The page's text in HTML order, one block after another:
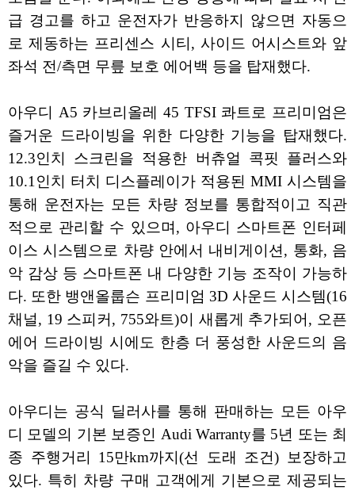
급 경고를 하고 운전자가 반응하지 않으면 자동으
로 제동하는 프리센스 시티, 사이드 어시스트와 앞
좌석 전/측면 무릎 보호 에어백 등을 탑재했다.
아우디 A5 카브리올레 45 TFSI 콰트로 프리미엄은
즐거운 드라이빙을 위한 다양한 기능을 탑재했다.
12.3인치 스크린을 적용한 버츄얼 콕핏 플러스와
10.1인치 터치 디스플레이가 적용된 MMI 시스템을
통해 운전자는 모든 차량 정보를 통합적이고 직관
적으로 관리할 수 있으며, 아우디 스마트폰 인터페
이스 시스템으로 차량 안에서 내비게이션, 통화, 음
악 감상 등 스마트폰 내 다양한 기능 조작이 가능하
다. 또한 뱅앤올룹슨 프리미엄 3D 사운드 시스템(16
채널, 19 스피커, 755와트)이 새롭게 추가되어, 오픈
에어 드라이빙 시에도 한층 더 풍성한 사운드의 음
악을 즐길 수 있다.
아우디는 공식 딜러사를 통해 판매하는 모든 아우
디 모델의 기본 보증인 Audi Warranty를 5년 또는 최
종 주행거리 15만km까지(선 도래 조건) 보장하고
있다. 특히 차량 구매 고객에게 기본으로 제공되는